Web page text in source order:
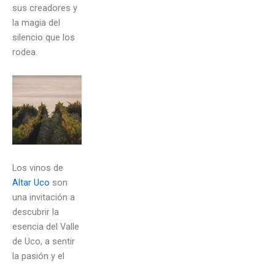
sus creadores y
la magia del
silencio que los
rodea.
Los vinos de
Altar Uco son
una invitación a
descubrir la
esencia del Valle
de Uco, a sentir
la pasión y el